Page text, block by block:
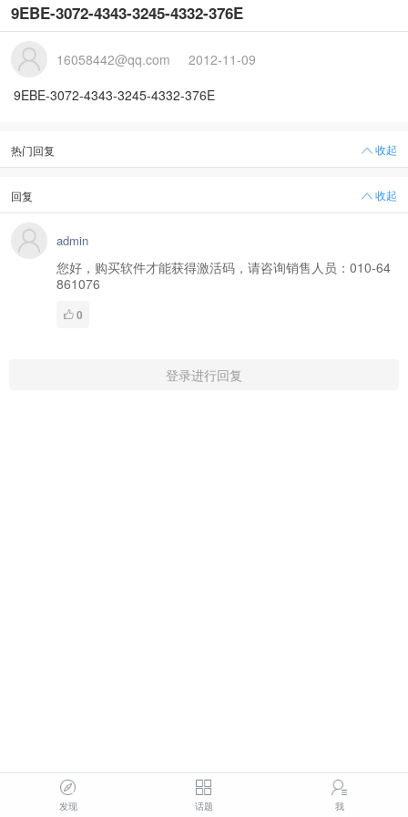
9EBE-3072-4343-3245-4332-376E
16058442@qq.com
2012-11-09
9EBE-3072-4343-3245-4332-376E
热门回复 收起
回复 收起
admin
您好，购买软件才能获得激活码，请咨询销售人员：010-64
861076
0
登录进行回复
发现 话题 我